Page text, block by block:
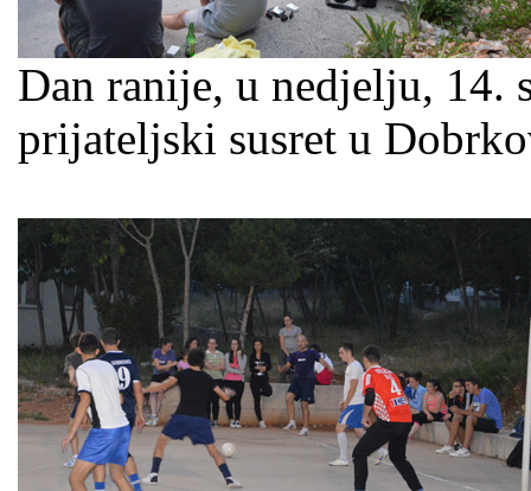
Dan ranije, u nedjelju, 14.
prijateljski susret u